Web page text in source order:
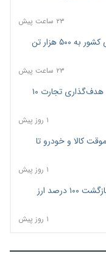
۲۳ ساعت پیش
پیش‌بینی افزایش تولید برنج؛ نیاز وارداتی کشور به ۵۰۰ هزار تن
۲۳ ساعت پیش
امضای تفاهم‌نامه تجاری ایران و پاکستان؛ هدف‌گذاری تجارت ۱۰
۱ روز پیش
کالا و خودرو تا
۱ روز پیش
فهرست کالاهای فولادی و فلزات مشمول بازگشت ۱۰۰ درصد ارز
۱ روز پیش